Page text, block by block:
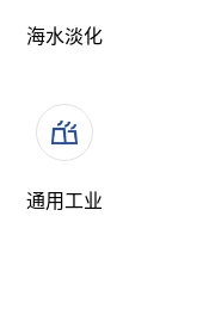
海水淡化
通用工业